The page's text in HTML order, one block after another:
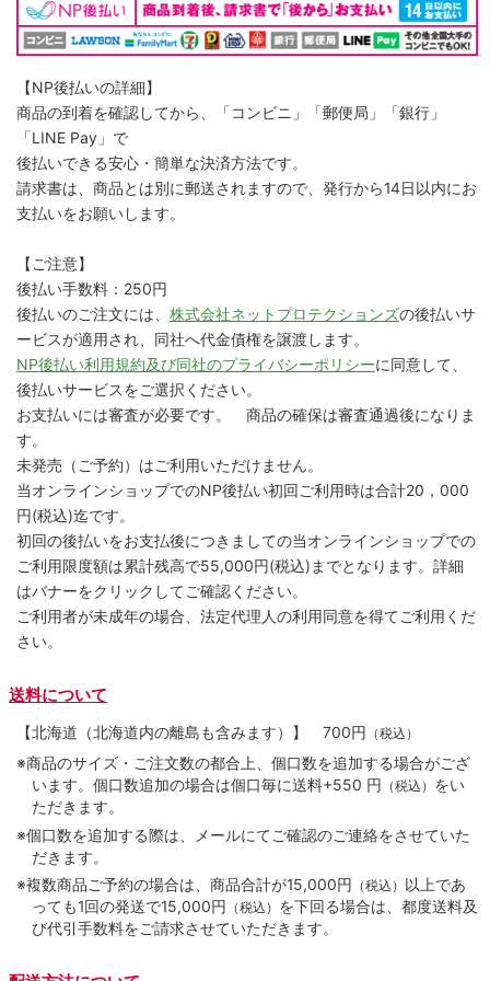
【NP後払いの詳細】
商品の到着を確認してから、「コンビニ」「郵便局」「銀行」
「LINE Pay」で
後払いできる安心・簡単な決済方法です。
請求書は、商品とは別に郵送されますので、発行から14日以内にお
支払いをお願いします。
【ご注意】
後払い手数料：250円
後払いのご注文には、 株式会社ネットプロテクションズの後払いサ
ービスが適用され、同社へ代金債権を譲渡します。
NP後払い利用規約及び同社のプライバシーポリシーに同意して、
後払いサービスをご選択ください。
お支払いには審査が必要です。 商品の確保は審査通過後になりま
す。
未発売（ご予約）はご利用いただけません。
当オンラインショップでのNP後払い初回ご利用時は合計20，000
円(税込)迄です。
初回の後払いをお支払後につきましての当オンラインショップでの
ご利用限度額は累計残高で55,000円(税込)までとなります。詳細
はバナーをクリックしてご確認ください。
ご利用者が未成年の場合、法定代理人の利用同意を得てご利用くだ
さい。
送料について
【北海道（北海道内の離島も含みます）】 700円 （税込）
※商品のサイズ・ご注文数の都合上、個口数を追加する場合がござ
います。個口数追加の場合は個口毎に送料+550 円 （税込） をい
ただきます。
※個口数を追加する際は、メールにてご確認のご連絡をさせていた
だきます。
※複数商品ご予約の場合は、商品合計が15,000円 （税込） 以上であ
っても1回の発送で15,000円 （税込） を下回る場合は、都度送料及
び代引手数料をご請求させていただきます。